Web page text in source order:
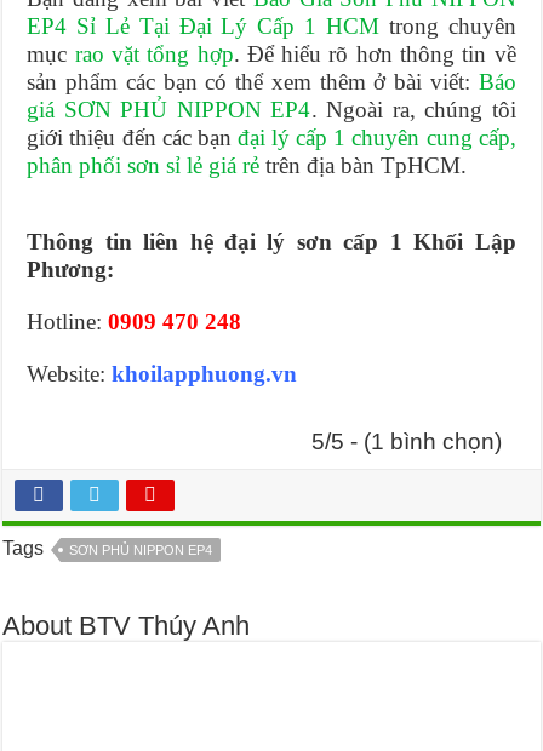
EP4 Sỉ Lẻ Tại Đại Lý Cấp 1 HCM trong chuyên
mục rao vặt tổng hợp. Để hiểu rõ hơn thông tin về
sản phẩm các bạn có thể xem thêm ở bài viết: Báo
giá SƠN PHỦ NIPPON EP4. Ngoài ra, chúng tôi
giới thiệu đến các bạn đại lý cấp 1 chuyên cung cấp,
phân phối sơn sỉ lẻ giá rẻ trên địa bàn TpHCM.
Thông tin liên hệ đại lý sơn cấp 1 Khối Lập
Phương:
Hotline:0909 470 248
Website:khoilapphuong.vn
5/5 - (1 bình chọn)
Tags SƠN PHỦ NIPPON EP4
About BTV Thúy Anh